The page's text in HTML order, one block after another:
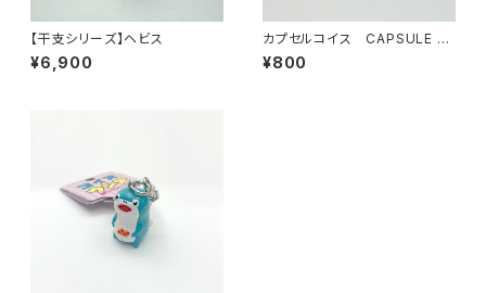
【干支シリーズ】ヘビス
¥6,900
カプセルコイス CAPSULE C
OISS
¥800